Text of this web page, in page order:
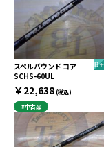
スペルバウンド コア
SCHS-60UL
￥22,638(税込)
#中古品